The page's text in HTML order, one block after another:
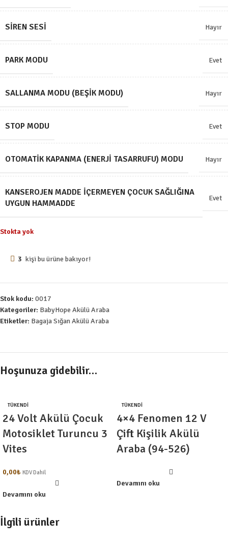
SIREN SESI Hayır
PARK MODU Evet
SALLANMA MODU (BEŞIK MODU) Hayır
STOP MODU Evet
OTOMATIK KAPANMA (ENERJI TASARRUFU) MODU Hayır
KANSEROJEN MADDE İÇERMEYEN ÇOCUK SAĞLIĞINA
UYGUN HAMMADDE
Evet
Stokta yok
3 kişi bu ürüne bakıyor!
Stok kodu: 0017
Kategoriler: BabyHope Akülü Araba
Etiketler: Bagaja Sığan Akülü Araba
Hoşunuza gidebilir…
TÜKENDI
24 Volt Akülü Çocuk
Motosiklet Turuncu 3
Vites
0,00₺ KDV Dahil
Devamını oku
TÜKENDI
4×4 Fenomen 12 V
Çift Kişilik Akülü
Araba (94-526)
Devamını oku
İlgili ürünler